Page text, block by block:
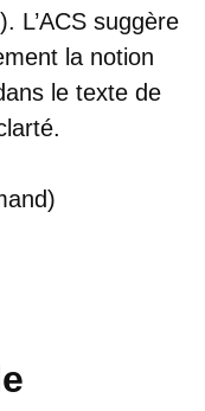
L’ACS suggère
la notion
le texte de